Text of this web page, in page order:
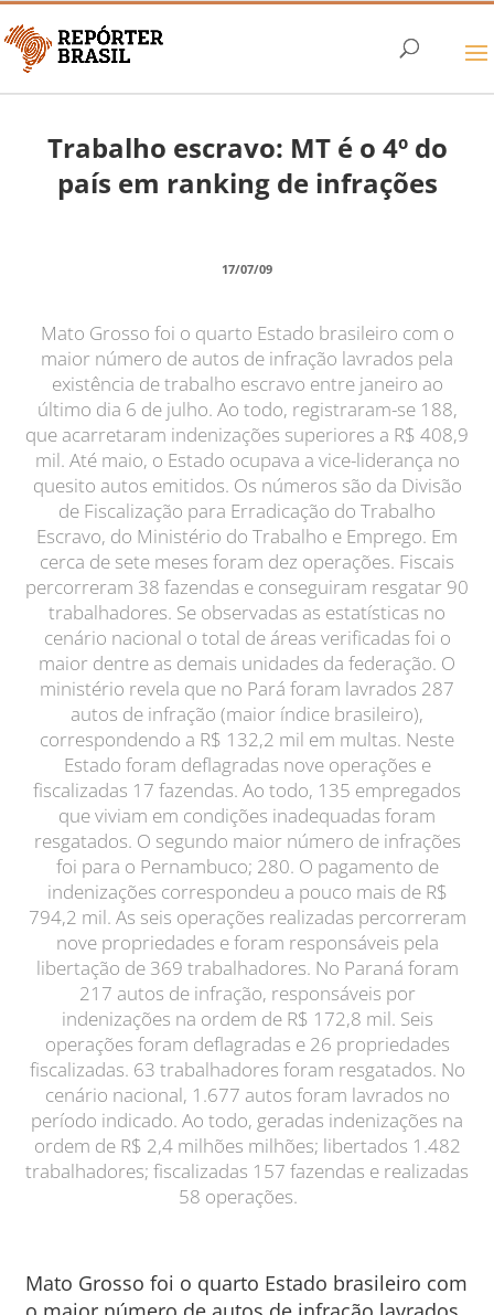
Trabalho escravo: MT é o 4º do
país em ranking de infrações
17/07/09
Mato Grosso foi o quarto Estado brasileiro com o
maior número de autos de infração lavrados pela
existência de trabalho escravo entre janeiro ao
último dia 6 de julho. Ao todo, registraram-se 188,
que acarretaram indenizações superiores a R$ 408,9
mil. Até maio, o Estado ocupava a vice-liderança no
quesito autos emitidos. Os números são da Divisão
de Fiscalização para Erradicação do Trabalho
Escravo, do Ministério do Trabalho e Emprego. Em
cerca de sete meses foram dez operações. Fiscais
percorreram 38 fazendas e conseguiram resgatar 90
trabalhadores. Se observadas as estatísticas no
cenário nacional o total de áreas verificadas foi o
maior dentre as demais unidades da federação. O
ministério revela que no Pará foram lavrados 287
autos de infração (maior índice brasileiro),
correspondendo a R$ 132,2 mil em multas. Neste
Estado foram deflagradas nove operações e
fiscalizadas 17 fazendas. Ao todo, 135 empregados
que viviam em condições inadequadas foram
resgatados. O segundo maior número de infrações
foi para o Pernambuco; 280. O pagamento de
indenizações correspondeu a pouco mais de R$
794,2 mil. As seis operações realizadas percorreram
nove propriedades e foram responsáveis pela
libertação de 369 trabalhadores. No Paraná foram
217 autos de infração, responsáveis por
indenizações na ordem de R$ 172,8 mil. Seis
operações foram deflagradas e 26 propriedades
fiscalizadas. 63 trabalhadores foram resgatados. No
cenário nacional, 1.677 autos foram lavrados no
período indicado. Ao todo, geradas indenizações na
ordem de R$ 2,4 milhões milhões; libertados 1.482
trabalhadores; fiscalizadas 157 fazendas e realizadas
58 operações.
Mato Grosso foi o quarto Estado brasileiro com